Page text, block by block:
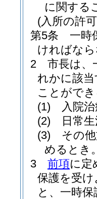
に関する
(入所の許
第5条
一時
ければな
2
市長は、
れかに該
ことがで
(1)
入院
(2)
日常
(3)
その
めるとき
3
前項に定
保護を受
と、一時